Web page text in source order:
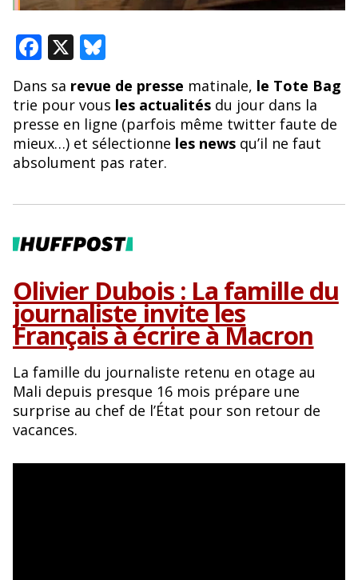
F
e
b
o
o
k
X Bl
u
e
sk
y
Dans sa revue de presse matinale, le Tote Bag
trie pour vous les actualitésdu jour dans la
presse en ligne (parfois même twitter faute de
mieux…) et sélectionne les newsqu’il ne faut
absolument pas rater.
Olivier Dubois : La famille du
journaliste invite les
Français à écrire à Macron
La famille du journaliste retenu en otage au
Mali depuis presque 16 mois prépare une
surprise au chef de l’État pour son retour de
vacances.